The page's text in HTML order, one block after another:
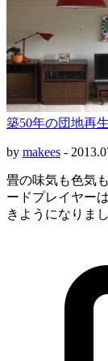
築50年の団地再
by makees -
畳の味気も色気
ードプレイヤー
きようになりまし